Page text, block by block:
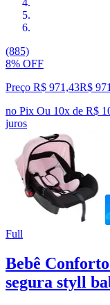
(885)
8% OFF
Preço R$ 971,43R$ 971
no Pix Ou 10x de R$
juros
Full
Bebê
segura styll